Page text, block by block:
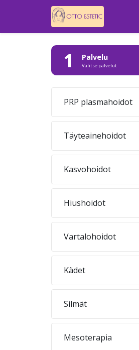
1 Palvelu
Valitse palvelut
PRP plasmahoidot
Täyteainehoidot
Kasvohoidot
Hiushoidot
Vartalohoidot
Kädet
Silmät
Mesoterapia